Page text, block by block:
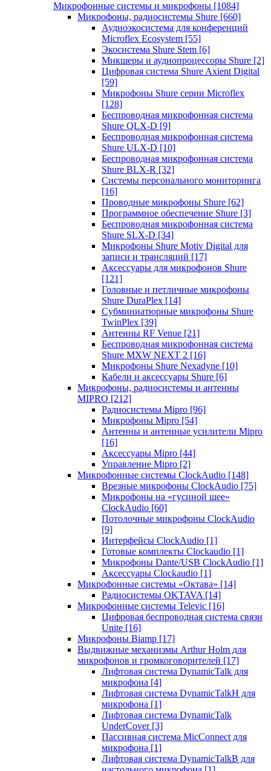
Микрофонные системы и микрофоны [1084]
Микрофоны, радиосистемы Shure [660]
Аудиоэкосистема для конференций
Microflex Ecosystem [55]
Экосистема Shure Stem [6]
Микшеры и аудиопроцессоры Shure [2]
Цифровая система Shure Axient Digital
[59]
Микрофоны Shure серии Microflex
[128]
Беспроводная микрофонная система
Shure QLX-D [9]
Беспроводная микрофонная система
Shure ULX-D [10]
Беспроводная микрофонная система
Shure BLX-R [32]
Системы персонального мониторинга
[16]
Проводные микрофоны Shure [62]
Программное обеспечение Shure [3]
Беспроводная микрофонная система
Shure SLX-D [34]
Микрофоны Shure Motiv Digital для
записи и трансляций [17]
Аксессуары для микрофонов Shure
[121]
Головные и петличные микрофоны
Shure DuraPlex [14]
Субминиатюрные микрофоны Shure
TwinPlex [39]
Антенны RF Venue [21]
Беспроводная микрофонная система
Shure MXW NEXT 2 [16]
Микрофоны Shure Nexadyne [10]
Кабели и аксессуары Shure [6]
Микрофоны, радиосистемы и антенны
MIPRO [212]
Радиосистемы Mipro [96]
Микрофоны Mipro [54]
Антенны и антенные усилители Mipro
[16]
Аксессуары Mipro [44]
Управление Mipro [2]
Микрофонные системы ClockAudio [148]
Врезные микрофоны ClockAudio [75]
Микрофоны на «гусиной шее»
ClockAudio [60]
Потолочные микрофоны ClockAudio
[9]
Интерфейсы ClockAudio [1]
Готовые комплекты Clockaudio [1]
Микрофоны Dante/USB ClockAudio [1]
Аксессуары Clockaudio [1]
Микрофонные системы «Октава» [14]
Радиосистемы OKTAVA [14]
Микрофонные системы Televic [16]
Цифровая беспроводная система связи
Unite [16]
Микрофоны Biamp [17]
Выдвижные механизмы Arthur Holm для
микрофонов и громкоговорителей [17]
Лифтовая система DynamicTalk для
микрофона [4]
Лифтовая система DynamicTalkH для
микрофона [1]
Лифтовая система DynamicTalk
UnderCover [3]
Пассивная система MicConnect для
микрофона [1]
Лифтовая система DynamicTalkB для